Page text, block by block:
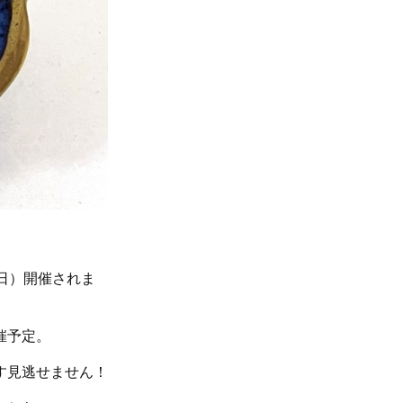
）開催されま
定。
逃せません！